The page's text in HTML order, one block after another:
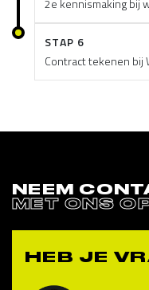
2e kennismaking bij
STAP 6
Contract tekenen bij
NEEM
MET ONS
HEB JE